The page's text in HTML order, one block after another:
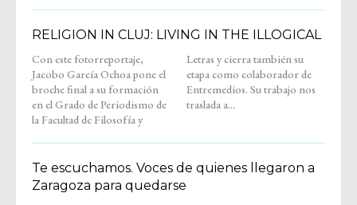
RELIGION IN CLUJ: LIVING IN THE ILLOGICAL
Con este fotorreportaje,
Jacobo García Ochoa pone el
broche final a su formación
en el Grado de Periodismo de
la Facultad de Filosofía y
Letras y cierra también su
etapa como colaborador de
Entremedios. Su trabajo nos
traslada a...
Te escuchamos. Voces de quienes llegaron a
Zaragoza para quedarse